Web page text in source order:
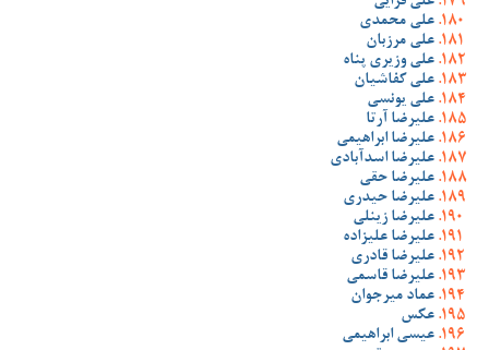
علی محمدی
علی مرزبان
علی وزیری پناه
علی کفاشیان
علی یونسی
علیرضا آرتا
علیرضا ابراهیمی
علیرضا اسدآبادی
علیرضا حقی
علیرضا حیدری
علیرضا زینلی
علیرضا علیزاده
علیرضا قادری
علیرضا قاسمی
عماد میرجوان
عکس
عیسی ابراهیمی